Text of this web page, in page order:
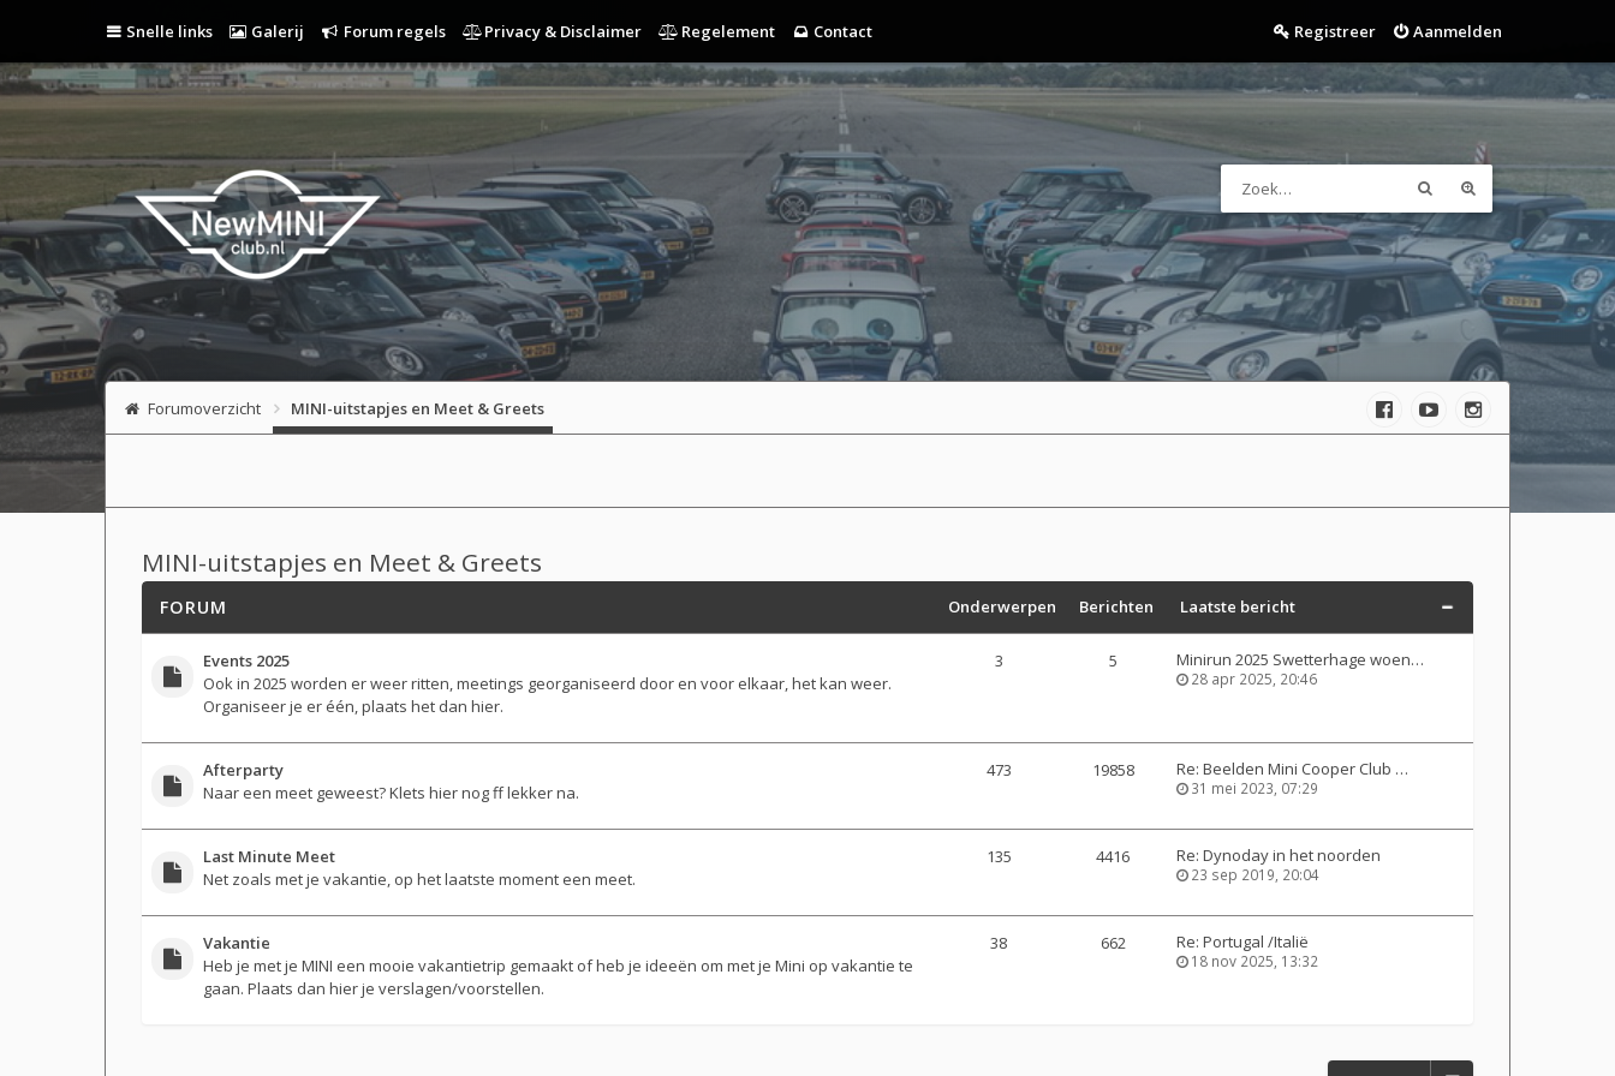
Snelle links Galerij Forum regels Privacy & Disclaimer Regelement Contact Aanmelden
Registreer
Forumoverzicht MINI-uitstapjes en Meet & Greets
MINI-uitstapjes en Meet & Greets
FORUM Onderwerpen Berichten Laatste bericht
Events 2025
Ook in 2025 worden er weer ritten, meetings georganiseerd door en voor elkaar, het kan weer.
Organiseer je er één, plaats het dan hier.
3 5 Minirun 2025 Swetterhage woen…
28 apr 2025, 20:46
Afterparty
Naar een meet geweest? Klets hier nog ff lekker na.
473 19858 Re: Beelden Mini Cooper Club …
31 mei 2023, 07:29
Last Minute Meet
Net zoals met je vakantie, op het laatste moment een meet.
135 4416 Re: Dynoday in het noorden
23 sep 2019, 20:04
Vakantie
Heb je met je MINI een mooie vakantietrip gemaakt of heb je ideeën om met je Mini op vakantie te
gaan. Plaats dan hier je verslagen/voorstellen.
38 662 Re: Portugal /Italië
18 nov 2025, 13:32